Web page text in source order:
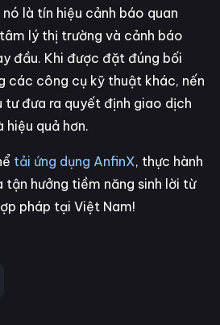
là tín hiệu cảnh báo quan
lý thị trường và cảnh báo
đầu. Khi được đặt đúng bối
các công cụ kỹ thuật khác, nến
tư đưa ra quyết định giao dịch
quả hơn.
tải ứng dụng AnfinX, thực hành
hưởng tiềm năng sinh lời từ
pháp tại Việt Nam!